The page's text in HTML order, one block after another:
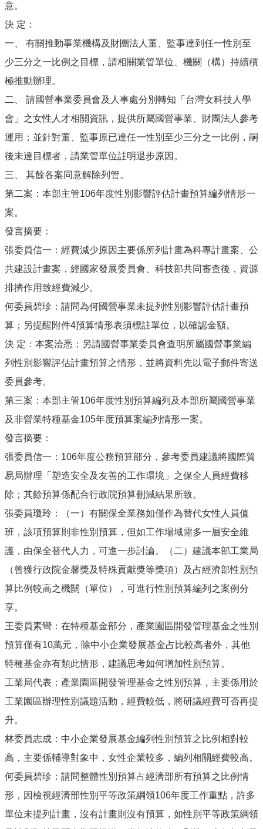
意。
決 定：
一、 有關推動事業機構及財團法人董、監事達到任一性別至
少三分之一比例之目標，請相關業管單位、機關（構）持續積
極推動辦理。
二、 請國營事業委員會及人事處分別轉知「台灣女科技人學
會」之女性人才相關資訊，提供所屬國營事業、財團法人參考
運用；並針對董、監事原已達任一性別至少三分之一比例，嗣
後未達目標者，請業管單位註明退步原因。
三、 其餘各案同意解除列管。
第二案：本部主管106年度性別影響評估計畫預算編列情形一
案。
發言摘要：
張委員信一：經費減少原因主要係所列計畫為科專計畫案、公
共建設計畫案，經國家發展委員會、科技部共同審查後，資源
排擠作用致經費減少。
何委員碧珍：請問為何國營事業未提列性別影響評估計畫預
算；另提醒附件4預算情形表須標註單位，以確認金額。
決 定：本案洽悉；另請國營事業委員會查明所屬國營事業編
列性別影響評估計畫預算之情形，並將資料先以電子郵件寄送
委員參考。
第三案：本部主管106年度性別預算編列及本部所屬國營事業
及非營業特種基金105年度預算案編列情形一案。
發言摘要：
張委員信一：106年度公務預算部分，參考委員建議將國際貿
易局辦理「塑造安全及友善的工作環境」之保全人員經費移
除；其餘預算係配合行政院預算刪減結果所致。
張委員瓊玲：（一）有關保全業務如僅作為替代女性人員值
班，該項預算則非性別預算，但如工作場域需多一層安全維
護，由保全替代人力，可進一步討論。（二）建議本部工業局
（曾獲行政院金馨獎及特殊貢獻獎等獎項）及占經濟部性別預
算比例較高之機關（單位），可進行性別預算編列之案例分
享。
王委員素彎：在特種基金部分，產業園區開發管理基金之性別
預算僅有10萬元，除中小企業發展基金占比較高者外，其他
特種基金亦有類此情形，建議思考如何增加性別預算。
工業局代表：產業園區開發管理基金之性別預算，主要係用於
工業園區辦理性別議題活動，經費較低，將研議經費可否再提
升。
林委員志成：中小企業發展基金編列性別預算之比例相對較
高，主要係輔導對象中，女性企業較多，編列相關經費較高。
何委員碧珍：請問整體性別預算占經濟部所有預算之比例情
形，因檢視經濟部性別平等政策綱領106年度工作重點，許多
單位未提列計畫，沒有計畫則沒有預算，如性別平等政策綱領